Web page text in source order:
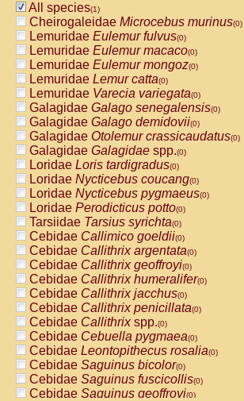
All species(1)
Cheirogaleidae Microcebus murinus(0)
Lemuridae Eulemur fulvus(0)
Lemuridae Eulemur macaco(0)
Lemuridae Eulemur mongoz(0)
Lemuridae Lemur catta(0)
Lemuridae Varecia variegata(0)
Galagidae Galago senegalensis(0)
Galagidae Galago demidovii(0)
Galagidae Otolemur crassicaudatus(0)
Galagidae Galagidae spp.(0)
Loridae Loris tardigradus(0)
Loridae Nycticebus coucang(0)
Loridae Nycticebus pygmaeus(0)
Loridae Perodicticus potto(0)
Tarsiidae Tarsius syrichta(0)
Cebidae Callimico goeldii(0)
Cebidae Callithrix argentata(0)
Cebidae Callithrix geoffroyi(0)
Cebidae Callithrix humeralifer(0)
Cebidae Callithrix jacchus(0)
Cebidae Callithrix penicillata(0)
Cebidae Callithrixspp.(0)
Cebidae Cebuella pygmaea(0)
Cebidae Leontopithecus rosalia(0)
Cebidae Saguinus bicolor(0)
Cebidae Saguinus fuscicollis(0)
Cebidae Saguinus geoffroyi(0)